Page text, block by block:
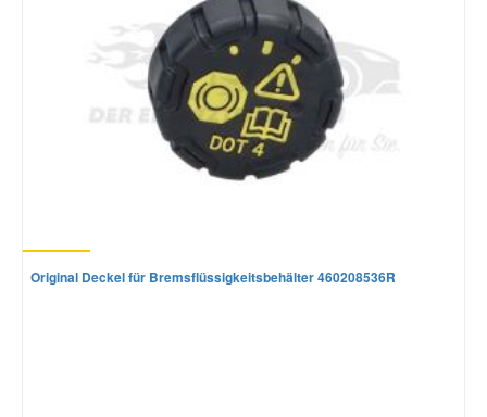
Original Deckel für Bremsflüssigkeitsbehälter 460208536R
Mercedes Ersatzteile
Mini Ersatzteile
Mitsubishi Ersatzteile